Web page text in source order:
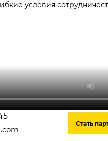
условия
Стать